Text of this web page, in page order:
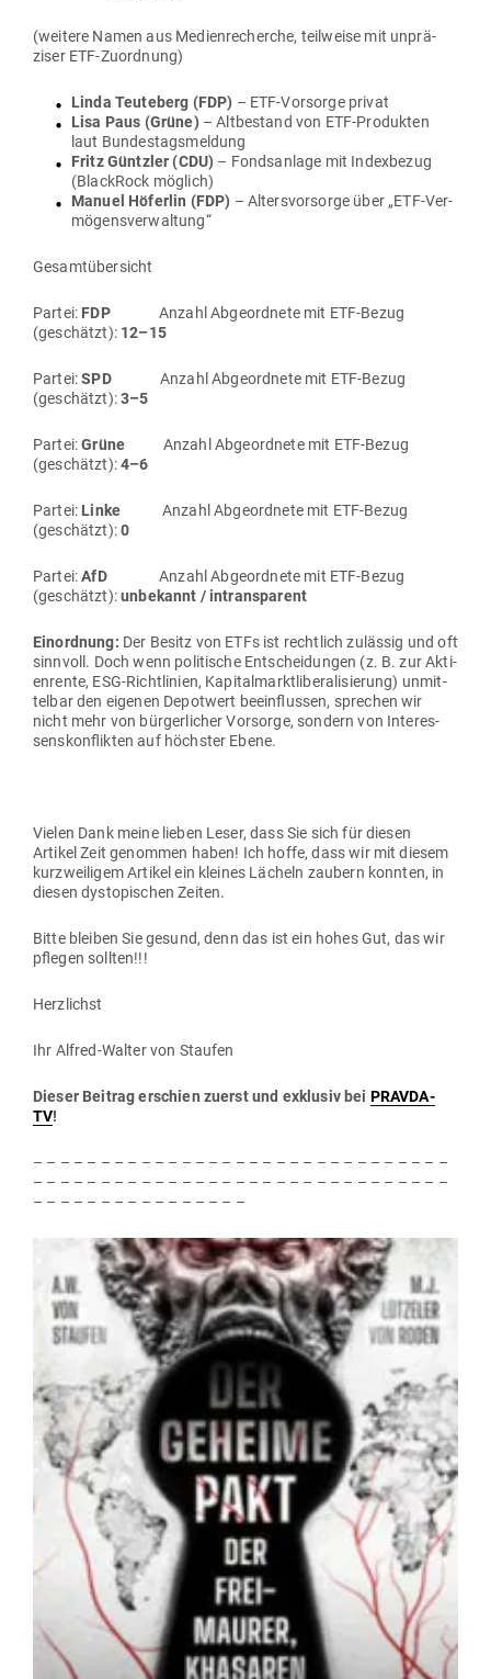
(weitere Namen aus Medi­en­re­cherche, teil­weise mit unprä­
ziser ETF-Zuordnung)
Linda Teu­teberg (FDP) – ETF-Vor­sorge privat
Lisa Paus (Grüne) – Alt­be­stand von ETF-Pro­dukten
laut Bundestagsmeldung
Fritz Güntzler (CDU) – Fonds­anlage mit Index­bezug
(BlackRock möglich)
Manuel Höferlin (FDP) – Alters­vor­sorge über „ETF-Ver­
mö­gens­ver­waltung“
Gesamt­über­sicht
Partei: FDPAnzahl Abge­ordnete mit ETF-Bezug
(geschätzt): 12–15
Partei:SPDAnzahl Abge­ordnete mit ETF-Bezug
(geschätzt):3–5
Partei:Grüne Anzahl Abge­ordnete mit ETF-Bezug
(geschätzt):4–6
Partei: Linke
Anzahl Abge­ordnete mit ETF-Bezug
(geschätzt):0
Partei:AfD
Anzahl Abge­ordnete mit ETF-Bezug
(geschätzt):unbe­kannt / intransparent
Ein­ordnung: Der Besitz von ETFs ist rechtlich zulässig und oft
sinnvoll. Doch wenn poli­tische Ent­schei­dungen (z. B. zur Akti­
en­rente, ESG-Richt­linien, Kapi­tal­markt­li­be­ra­li­sierung) unmit­
telbar den eigenen Depotwert beein­flussen, sprechen wir
nicht mehr von bür­ger­licher Vor­sorge, sondern von Inter­es­
sens­kon­flikten auf höchster Ebene.
Vielen Dank meine lieben Leser, dass Sie sich für diesen
Artikel Zeit genommen haben! Ich hoffe, dass wir mit diesem
kurz­wei­ligem Artikel ein kleines Lächeln zaubern konnten, in
diesen dys­to­pi­schen Zeiten.
Bitte bleiben Sie gesund, denn das ist ein hohes Gut, das wir
pflegen sollten!!!
Herz­lichst
Ihr Alfred-Walter von Staufen
Dieser Beitrag erschien zuerst und exklusiv bei PRAVDA-
TV!
– – – – – – – – – – – – – – – – – – – – – – – – – – – – – – –
– – – – – – – – – – – – – – – – – – – – – – – – – – – – – – –
– – – – – – – – – – – – – – – –